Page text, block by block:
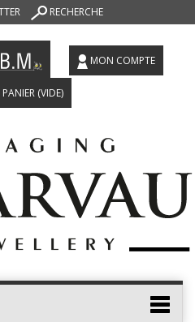
RECHERCHE
MON COMPTE
(VIDE)